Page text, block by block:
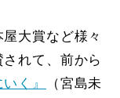
大賞など様々
れて、前から
く』
（宮島未